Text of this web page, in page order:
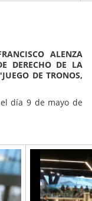
ALENZA
DERECHO DE LA
DE TRONOS,
día 9 de mayo de